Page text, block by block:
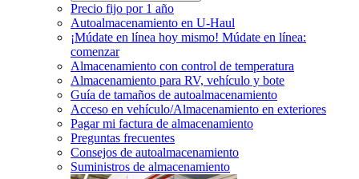
Precio fijo por 1 año
Autoalmacenamiento en U-Haul
¡Múdate en línea hoy mismo! Múdate en línea:
comenzar
Almacenamiento con control de temperatura
Almacenamiento para RV, vehículo y bote
Guía de tamaños de autoalmacenamiento
Acceso en vehículo/Almacenamiento en exteriores
Pagar mi factura de almacenamiento
Preguntas frecuentes
Consejos de autoalmacenamiento
Suministros de almacenamiento